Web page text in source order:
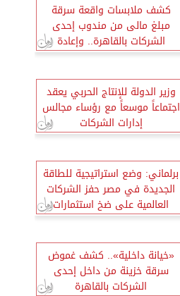
كشف ملابسات واقعة سرقة
مبلغ مالى من مندوب إحدى
الشركات بالقاهرة.. وإعادة
المسروقات
وزير الدولة للإنتاج الحربي يعقد
اجتماعاً موسعاً مع رؤساء مجالس
إدارات الشركات
برلماني: وضع استراتيجية للطاقة
الجديدة في مصر حفز الشركات
العالمية على ضخ استثمارات
كبيرة
«خيانة داخلية».. كشف غموض
سرقة خزينة من داخل إحدى
الشركات بالقاهرة